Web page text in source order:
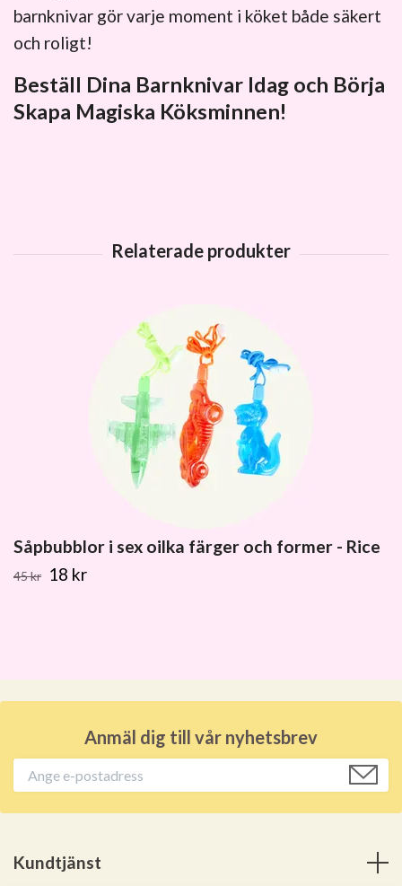
barnknivar gör varje moment i köket både säkert
och roligt!
Beställ Dina Barnknivar Idag och Börja
Skapa Magiska Köksminnen!
Såpbubblor i sex oilka färger och former - Rice
45 kr 18 kr
Anmäl dig till vår nyhetsbrev
Kundtjänst